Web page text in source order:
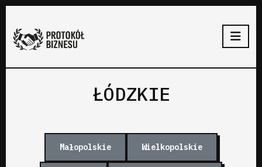
ŁÓDZKIE
Małopolskie Wielkopolskie